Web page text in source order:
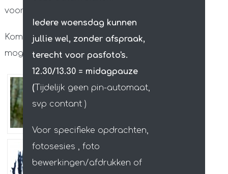
voorbeelden zie je in de winkel.
Kom maar eens langs, dan bespreken we de
mogelijkheden.
Iedere woensdag kunnen
jullie wel, zonder afspraak,
terecht voor pasfoto's.
12.30/13.30 = midagpauze
(Tijdelijk geen pin-automaat,
svp contant )
Voor specifieke opdrachten,
fotosesies , foto
bewerkingen/afdrukken of